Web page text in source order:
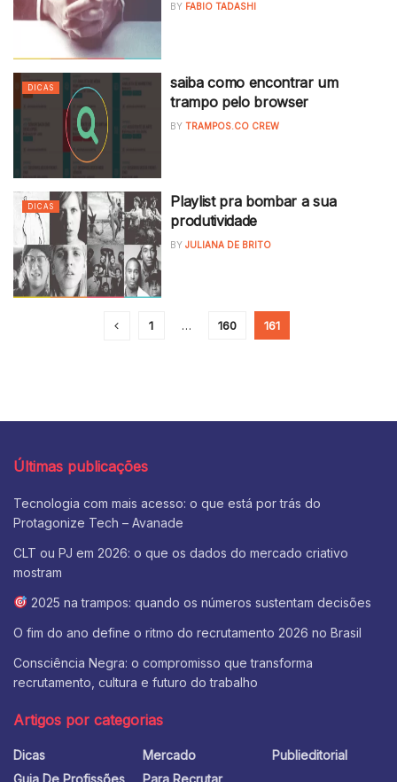
BY FABIO TADASHI
DICAS
saiba como encontrar um
trampo pelo browser
BY TRAMPOS.CO CREW
DICAS
Playlist pra bombar a sua
produtividade
BY JULIANA DE BRITO
1 … 160 161
Últimas publicações
Tecnologia com mais acesso: o que está por trás do
Protagonize Tech – Avanade
CLT ou PJ em 2026: o que os dados do mercado criativo
mostram
2025 na trampos: quando os números sustentam decisões
O fim do ano define o ritmo do recrutamento 2026 no Brasil
Consciência Negra: o compromisso que transforma
recrutamento, cultura e futuro do trabalho
Artigos por categorias
Dicas
Guia De Profissões
Mercado
Para Recrutar
Publieditorial